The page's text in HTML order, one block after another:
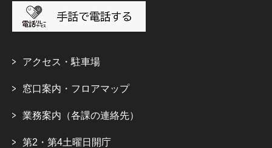
アクセス・駐車場
窓口案内・フロアマップ
業務案内（各課の連絡先）
第2・第4土曜日開庁